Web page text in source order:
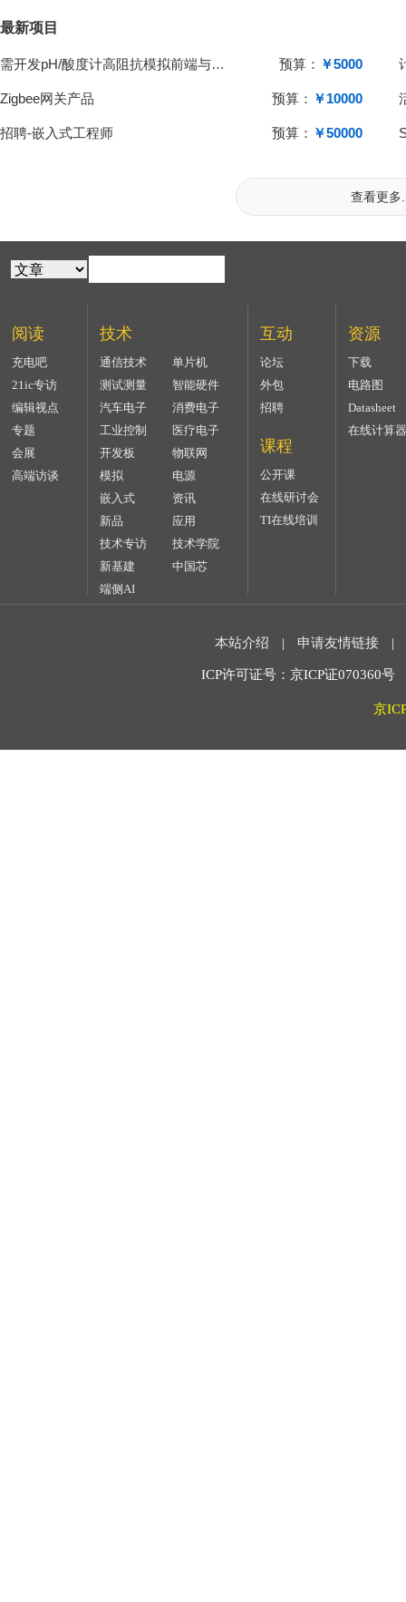
最新项目
需开发pH/酸度计高阻抗模拟前端与单片机系统 预算： ￥5000
Zigbee网关产品 预算： ￥10000
招聘-嵌入式工程师 预算： ￥50000
查看更多
阅读
充电吧
21ic专访
编辑视点
专题
会展
高端访谈
技术
通信技术
单片机
测试测量
智能硬件
汽车电子
消费电子
工业控制
医疗电子
开发板
物联网
模拟
电源
嵌入式
资讯
新品
应用
技术专访
技术学院
新基建
中国芯
端侧AI
互动
论坛
外包
招聘
课程
公开课
在线研讨会
TI在线培训
资源
下载
电路图
Datasheet
在线计算器
本站介绍 | 申请友情链接 |
ICP许可证号：京ICP证070360
京